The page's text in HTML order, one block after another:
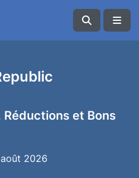
et Bons
2026